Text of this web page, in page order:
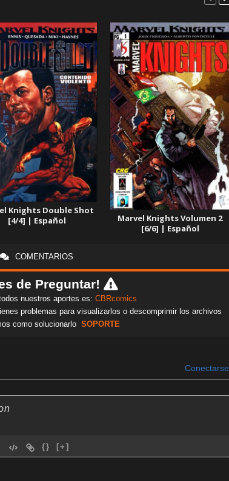
Knights Double Shot
[4/4] | Español
Marvel Knights Volumen 2
[6/6] | Español
COMENTARIOS
de Preguntar!
nuestros aportes es: CBRcomics
problemas para visualizarlos o descomprimir los archivos
como solucionarlo SOPORTE
Conectarse
{} [+]